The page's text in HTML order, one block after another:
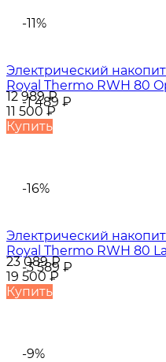
-11%
-1 489 ₽
Электрический
Royal Thermo RWH 80
12 989₽
11 500₽
Купить
-16%
-3 589 ₽
Электрический
Royal Thermo RWH 80
23 089₽
19 500₽
Купить
-9%